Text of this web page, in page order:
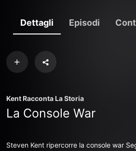
Dettagli Episodi
Kent Racconta La Storia
La Console War
Steven Kent ripercorre la console war